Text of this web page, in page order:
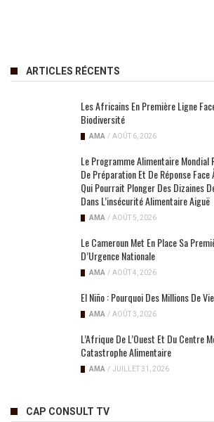
ARTICLES RÉCENTS
Les Africains En Première Ligne
Biodiversité
AMA / AOÛT 6, 2026
Le Programme Alimentaire Mondial
De Préparation Et De Réponse Face
Qui Pourrait Plonger Des Dizaines
Dans L’insécurité Alimentaire Aiguë
AMA / AOÛT 5, 2026
Le Cameroun Met En Place Sa
D’Urgence Nationale
AMA / AOÛT 4, 2026
El Niño : Pourquoi Des Millions De
AMA / AOÛT 3, 2026
L’Afrique De L’Ouest Et Du Centre
Catastrophe Alimentaire
AMA / JUILLET 31, 2026
CAP CONSULT TV